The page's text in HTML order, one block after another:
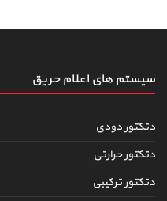
سیستم های اعلام حریق
دتکتور دودی
دتکتور حرارتی
دتکتور ترکیبی